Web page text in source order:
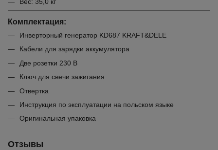
Комплектация:
Инверторный генератор KD687 KRAFT&DELE
Кабели для зарядки аккумулятора
Две розетки 230 В
Ключ для свечи зажигания
Отвертка
Инструкция по эксплуатации на польском языке
Оригинальная упаковка
Отзывы